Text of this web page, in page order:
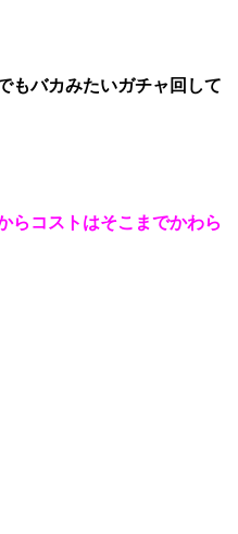
もバカみたいガチャ回して
らコストはそこまでかわら